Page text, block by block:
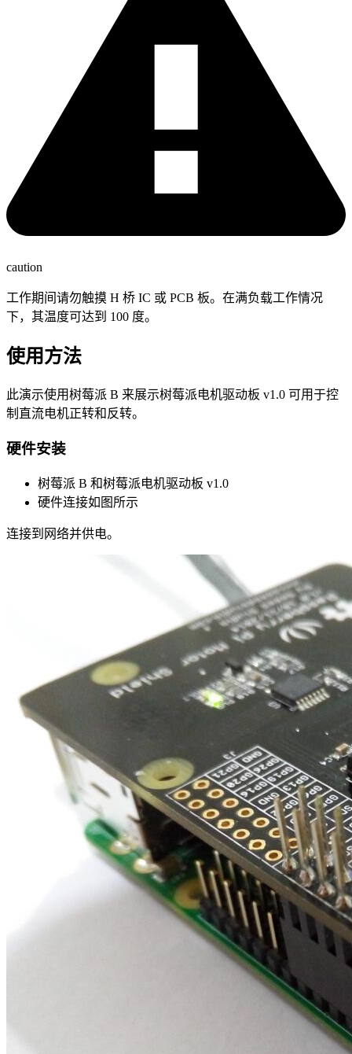
caution
工作期间请勿触摸 H 桥 IC 或 PCB 板。在满负载工作情况
下，其温度可达到 100 度。
使用方法
此演示使用树莓派 B 来展示树莓派电机驱动板 v1.0 可用于控
制直流电机正转和反转。
硬件安装
树莓派 B 和树莓派电机驱动板 v1.0
硬件连接如图所示
连接到网络并供电。